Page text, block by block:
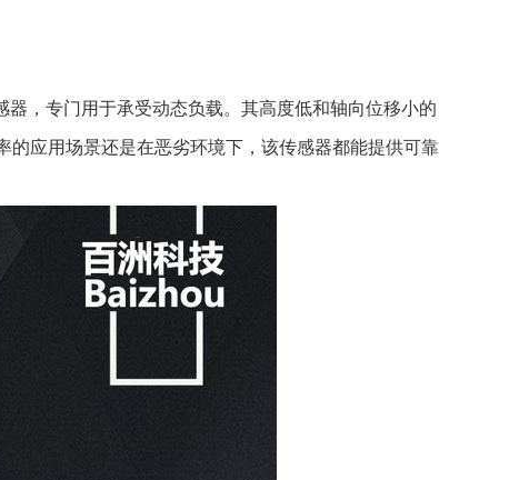
，专门用于承受动态负载。其高度低和轴向位移小的
应用场景还是在恶劣环境下，该传感器都能提供可靠